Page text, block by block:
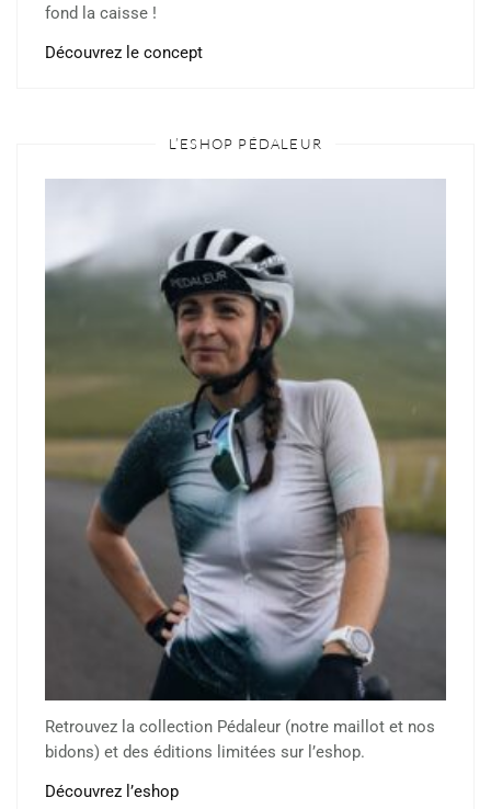
fond la caisse !
Découvrez le concept
L’ESHOP PÉDALEUR
Retrouvez la collection Pédaleur (notre maillot et nos
bidons) et des éditions limitées sur l’eshop.
Découvrez l’eshop